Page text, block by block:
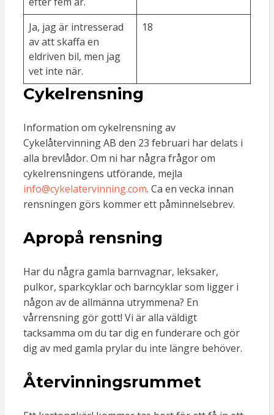
Ja, jag är intresserad
av att skaffa en
eldriven bil, men jag
vet inte när.
18
Cykelrensning
Information om cykelrensning av
Cykelåtervinning AB den 23 februari har delats i
alla brevlådor. Om ni har några frågor om
cykelrensningens utförande, mejla
info@cykelatervinning.com. Ca en vecka innan
rensningen görs kommer ett påminnelsebrev.
Apropå rensning
Har du några gamla barnvagnar, leksaker,
pulkor, sparkcyklar och barncyklar som ligger i
någon av de allmänna utrymmena? En
vårrensning gör gott! Vi är alla väldigt
tacksamma om du tar dig en funderare och gör
dig av med gamla prylar du inte längre behöver.
Återvinningsrummet